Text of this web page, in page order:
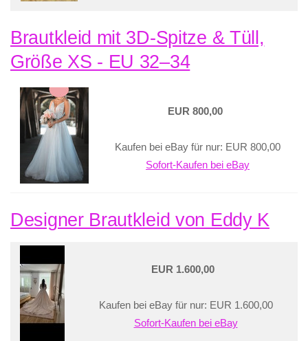
Brautkleid mit 3D-Spitze & Tüll,
Größe XS - EU 32–34
EUR 800,00
Kaufen bei eBay für nur: EUR 800,00
Sofort-Kaufen bei eBay
Designer Brautkleid von Eddy K
EUR 1.600,00
Kaufen bei eBay für nur: EUR 1.600,00
Sofort-Kaufen bei eBay